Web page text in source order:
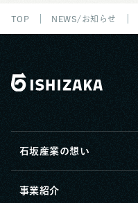
TOP NEWS/お知らせ
石坂産業の想い
事業紹介